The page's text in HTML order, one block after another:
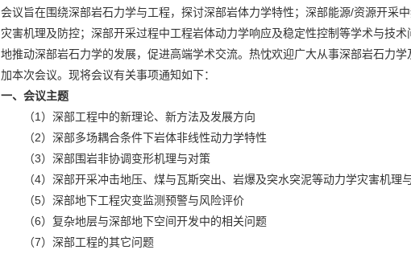
会议旨在围绕深部岩石力学与工程，探讨深部岩体力学特性；深部能源/资源开采
灾害机理及防控；深部开采过程中工程岩体动力学响应及稳定性控制等学术与技
地推动深部岩石力学的发展，促进高端学术交流。热忱欢迎广大从事深部岩石力
加本次会议。现将会议有关事项通知如下：
一、会议主题
（1）深部工程中的新理论、新方法及发展方向
（2）深部多场耦合条件下岩体非线性动力学特性
（3）深部围岩非协调变形机理与对策
（4）深部开采冲击地压、煤与瓦斯突出、岩爆及突水突泥等动力学灾害机理
（5）深部地下工程灾变监测预警与风险评价
（6）复杂地层与深部地下空间开发中的相关问题
（7）深部工程的其它问题